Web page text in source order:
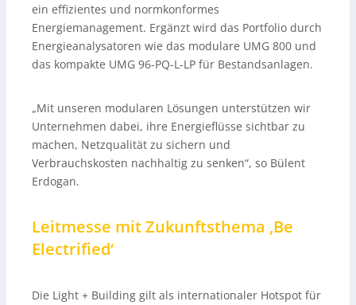
ein effizientes und normkonformes
Energiemanagement. Ergänzt wird das Portfolio durch
Energieanalysatoren wie das modulare UMG 800 und
das kompakte UMG 96-PQ-L-LP für Bestandsanlagen.
„Mit unseren modularen Lösungen unterstützen wir
Unternehmen dabei, ihre Energieflüsse sichtbar zu
machen, Netzqualität zu sichern und
Verbrauchskosten nachhaltig zu senken“, so Bülent
Erdogan.
Leitmesse mit Zukunftsthema ‚Be
Electrified‘
Die Light + Building gilt als internationaler Hotspot für